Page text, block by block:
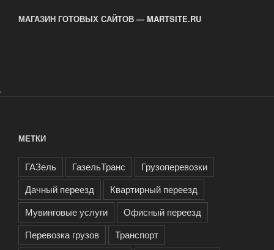
услуги»
МАГАЗИН ГОТОВЫХ САЙТОВ — MARTSITE.RU
.
МЕТКИ
ГАЗель ГазельТранс
Грузоперевозки
Дачный переезд
Квартирный переезд
Мувинговые услуги
Офисный переезд
Перевозка грузов
Транспорт